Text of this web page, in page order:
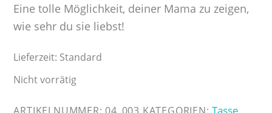
Eine tolle Möglichkeit, deiner Mama zu zeigen,
wie sehr du sie liebst!
Lieferzeit: Standard
Nicht vorrätig